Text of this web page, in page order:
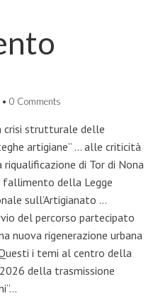
• 0 Comments
crisi strutturale delle
artigiane” … alle criticità
riqualificazione di Tor di Nona
fallimento della Legge
sull’Artigianato …
del percorso partecipato
nuova rigenerazione urbana
i temi al centro della
della trasmissione